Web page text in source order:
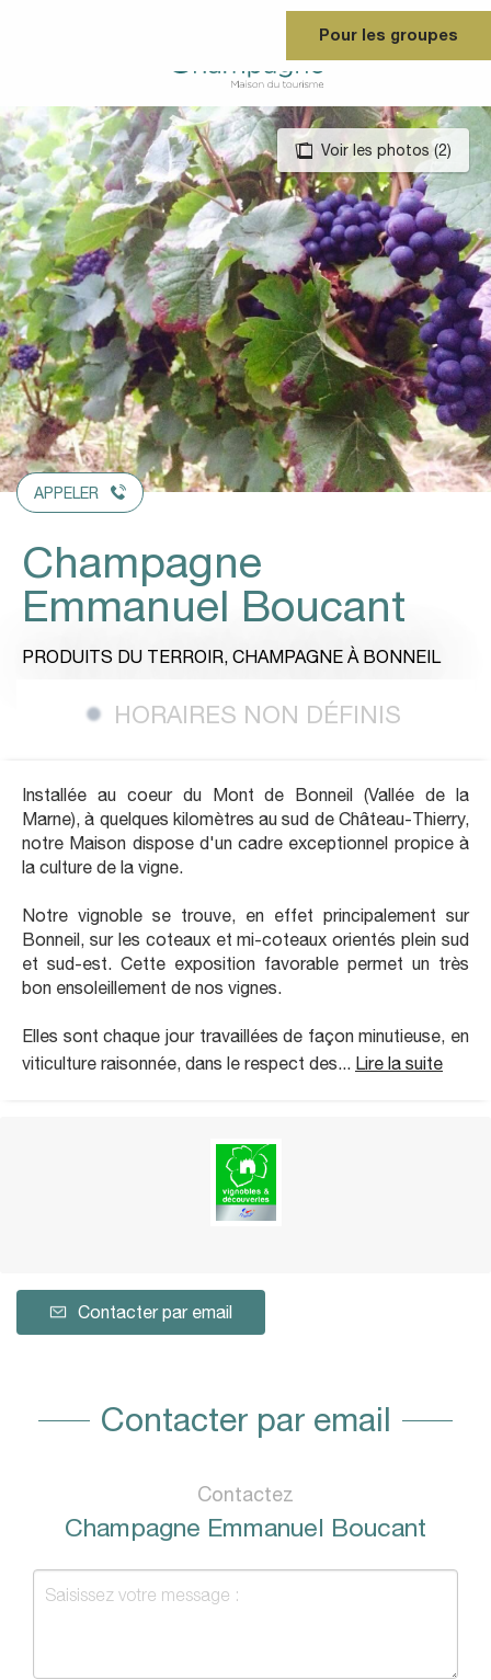
Pour les groupes
Voir les photos (2)
APPELER
Champagne
Emmanuel Boucant
PRODUITS DU TERROIR, CHAMPAGNE À BONNEIL
HORAIRES NON DÉFINIS
Installée au coeur du Mont de Bonneil (Vallée de la
Marne), à quelques kilomètres au sud de Château-Thierry,
notre Maison dispose d'un cadre exceptionnel propice à
la culture de la vigne.
Notre vignoble se trouve, en effet principalement sur
Bonneil, sur les coteaux et mi-coteaux orientés plein sud
et sud-est. Cette exposition favorable permet un très
bon ensoleillement de nos vignes.
Elles sont chaque jour travaillées de façon minutieuse, en
viticulture raisonnée, dans le respect des... Lire la suite
Contacter par email
Contacter par email
Contactez
Champagne Emmanuel Boucant